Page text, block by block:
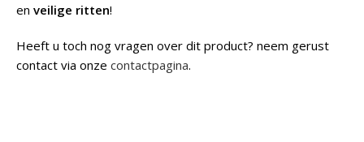
en veilige ritten!
Heeft u toch nog vragen over dit product? neem gerust
contact via onze contactpagina.